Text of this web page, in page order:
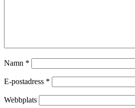
Namn *
E-postadress *
Webbplats